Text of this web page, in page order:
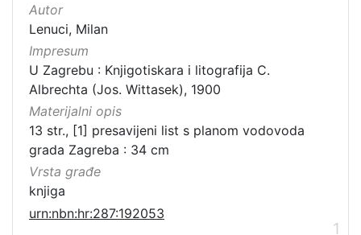
Autor
Lenuci, Milan
Impresum
U Zagrebu : Knjigotiskara i litografija C.
Albrechta (Jos. Wittasek), 1900
Materijalni opis
13 str., [1] presavijeni list s planom vodovoda
grada Zagreba : 34 cm
Vrsta građe
knjiga
urn:nbn:hr:287:192053
1